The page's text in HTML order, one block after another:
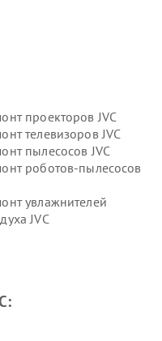
проекторов JVC
телевизоров JVC
пылесосов JVC
роботов-пылесосов
увлажнителей
JVC